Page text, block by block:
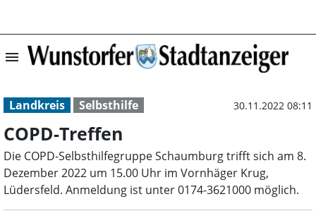
menu COPD-Treffen |
Landkreis Selbsthilfe 30.11.2022 08:11
COPD-Treffen
Die COPD-Selbsthilfegruppe Schaumburg trifft sich am 8.
Dezember 2022 um 15.00 Uhr im Vornhäger Krug,
Lüdersfeld. Anmeldung ist unter 0174-3621000 möglich.